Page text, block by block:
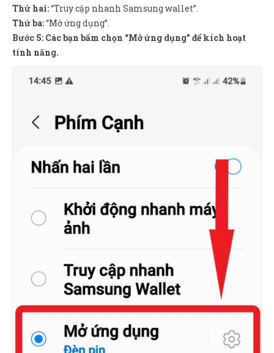
Thứ hai:“Truy cập nhanh Samsung wallet”.
Thứ ba:“Mở ứng dụng”.
Bước 5: Các bạn bấm chọn “Mở ứng dụng” để kích hoạt
tính năng.